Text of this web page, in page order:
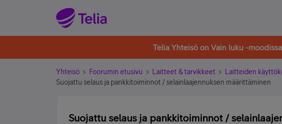
Telia Yhteisö on Vain luku -
Yhteisö Foorumin etusivu Laitteet & tarvikkeet
Laitteiden
Suojattu selaus ja pankkitoiminnot / selainlaajennuksen määrittäminen
Suojattu selaus ja pankkitoiminnot /